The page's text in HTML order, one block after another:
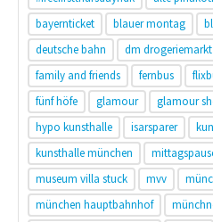
bayernticket
blauer montag
deutsche bahn
dm drogeriemarkt
family and friends
fernbus
fünf höfe
glamour glamour
hypo kunsthalle
isarsparer
kunsthalle münchen
museum villa stuck
mvv
münchen hauptbahnhof